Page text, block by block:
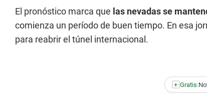
El pronóstico marca que las nevadas se
comienza un período de buen tiempo. En esa
para reabrir el túnel internacional.
+ Gratis: